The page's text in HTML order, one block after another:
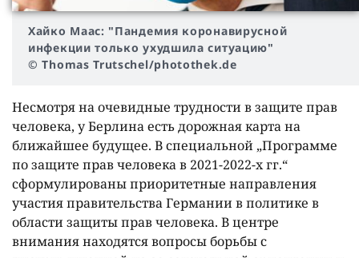
Хайко Маас: "Пандемия коронавирусной
инфекции только ухудшила ситуацию"
© Thomas Trutschel/photothek.de
Несмотря на очевидные трудности в защите прав
человека, у Берлина есть дорожная карта на
ближайшее будущее. В специальной „Программе
по защите прав человека в 2021-2022-х гг.“
сформулированы приоритетные направления
участия правительства Германии в политике в
области защиты прав человека. В центре
внимания находятся вопросы борьбы с